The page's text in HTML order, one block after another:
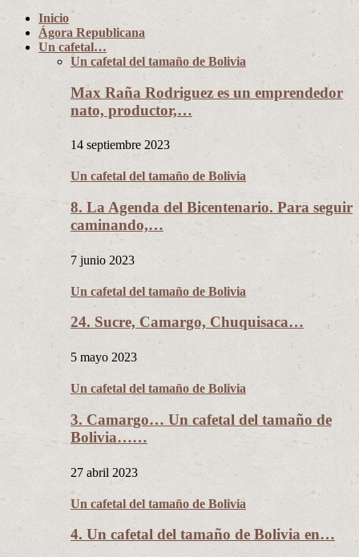
Inicio
Ágora Republicana
Un cafetal…
Un cafetal del tamaño de Bolivia
Max Raña Rodriguez es un emprendedor
nato, productor,…
14 septiembre 2023
Un cafetal del tamaño de Bolivia
8. La Agenda del Bicentenario. Para seguir
caminando,…
7 junio 2023
Un cafetal del tamaño de Bolivia
24. Sucre, Camargo, Chuquisaca…
5 mayo 2023
Un cafetal del tamaño de Bolivia
3. Camargo… Un cafetal del tamaño de
Bolivia……
27 abril 2023
Un cafetal del tamaño de Bolivia
4. Un cafetal del tamaño de Bolivia en…